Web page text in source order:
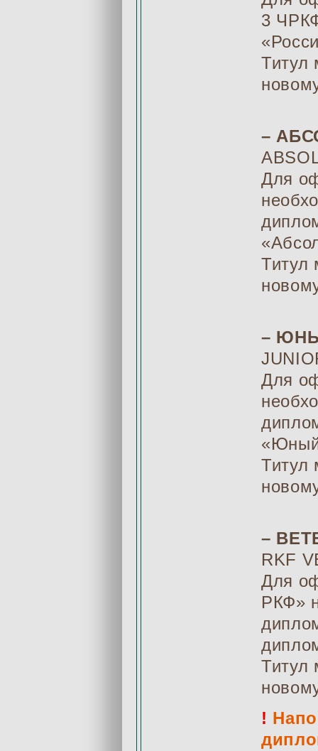
3
Титул
–
Для
Титул
–
Для
«Юный
Титул
–
RKF
Для
РКФ»
Титул
!